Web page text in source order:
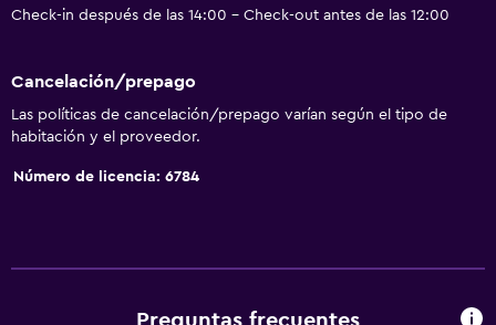
Alarma de humo
Aire acondicionado
Wifi gratis
Ropa de cama
Gel de ducha
Check-in después de las 14:00 - Check-out antes de las 12:00
Cancelación/prepago
Las políticas de cancelación/prepago varían según el tipo de
habitación y el proveedor.
Número de licencia: 6784